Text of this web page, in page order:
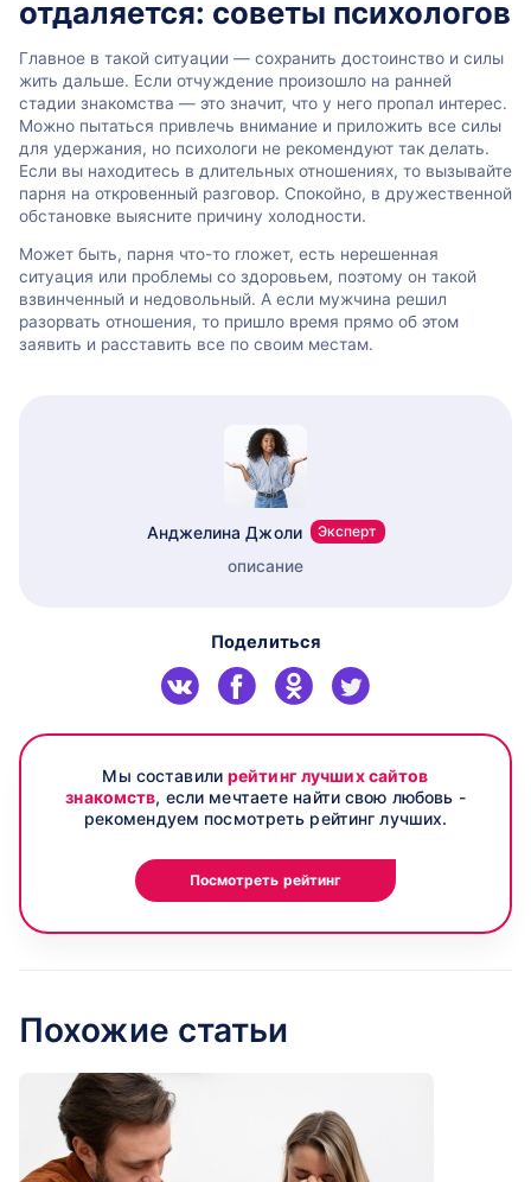
отдаляется: советы психологов
Главное в такой ситуации — сохранить достоинство и силы
жить дальше. Если отчуждение произошло на ранней
стадии знакомства — это значит, что у него пропал интерес.
Можно пытаться привлечь внимание и приложить все силы
для удержания, но психологи не рекомендуют так делать.
Если вы находитесь в длительных отношениях, то вызывайте
парня на откровенный разговор. Спокойно, в дружественной
обстановке выясните причину холодности.
Может быть, парня что-то гложет, есть нерешенная
ситуация или проблемы со здоровьем, поэтому он такой
взвинченный и недовольный. А если мужчина решил
разорвать отношения, то пришло время прямо об этом
заявить и расставить все по своим местам.
Анджелина Джоли Эксперт
описание
Поделиться
Мы составилирейтинг лучших сайтов
знакомств, если мечтаете найти свою любовь -
рекомендуем посмотреть рейтинг лучших.
Посмотреть рейтинг
Похожие статьи